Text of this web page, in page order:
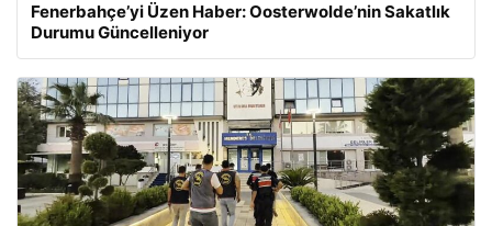
Fenerbahçe’yi Üzen Haber: Oosterwolde’nin Sakatlık
Durumu Güncelleniyor